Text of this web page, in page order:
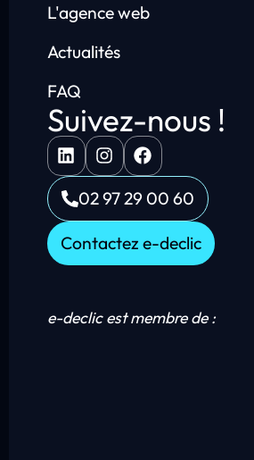
L'agence web
Actualités
FAQ
Suivez-nous !
02 97 29 00 60
Contactez e-declic
e-declic est membre de :